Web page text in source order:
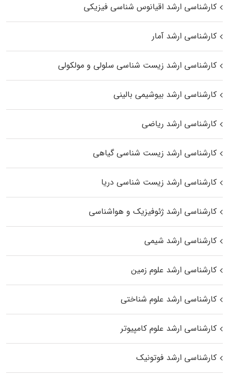
کارشناسی ارشد اقیانوس‌ شناسی فیزیکی
کارشناسی ارشد آمار
کارشناسی ارشد زیست شناسی سلولی و مولکولی
کارشناسی ارشد بیوشیمی بالینی
کارشناسی ارشد ریاضی
کارشناسی ارشد زیست‌ شناسی گیاهی
کارشناسی ارشد زیست‌ شناسی دریا
کارشناسی ارشد ژئوفیزیک و هواشناسی
کارشناسی ارشد شیمی
کارشناسی ارشد علوم زمین
کارشناسی ارشد علوم شناختی
کارشناسی ارشد علوم کامپیوتر
کارشناسی ارشد فوتونیک